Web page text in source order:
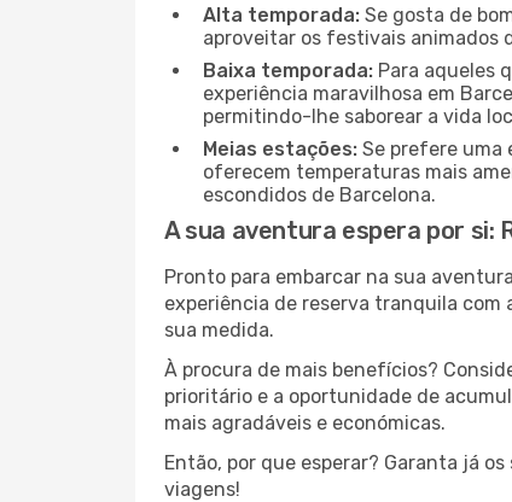
Alta temporada: Se gosta de
aproveitar os festivais animados
Baixa temporada: Para aqueles
experiência maravilhosa em
permitindo-lhe saborear a vida
Meias estações: Se prefere uma
oferecem temperaturas mais
escondidos de Barcelona.
A sua aventura espera por si:
Pronto para embarcar na sua
experiência de reserva tranquila
sua medida.
À procura de mais benefícios?
prioritário e a oportunidade de
mais agradáveis e económicas.
Então, por que esperar? Garanta já
viagens!